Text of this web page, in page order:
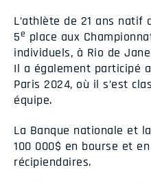
L’athlète de 21 ans natif
5e place aux
individuels, à Rio de
Il a également participé
Paris 2024, où il s’est
équipe.
La Banque nationale et
100 000$ en bourse et
récipiendaires.